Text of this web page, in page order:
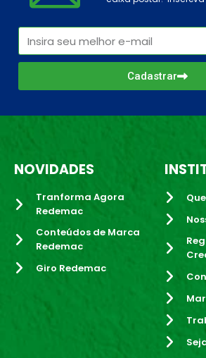
Cadastrar
NOVIDADES
Tranforma Agora
Redemac
Conteúdos de Marca
Redemac
Giro Redemac